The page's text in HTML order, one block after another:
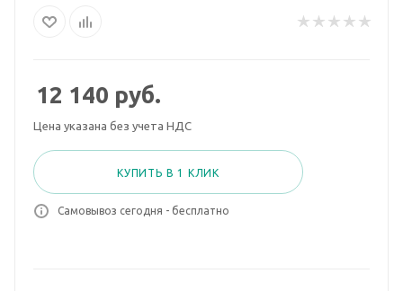
12 140 руб.
Цена указана без учета НДС
КУПИТЬ В 1 КЛИК
Самовывоз сегодня - бесплатно